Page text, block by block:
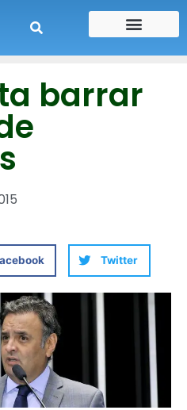
barrar
Twitter